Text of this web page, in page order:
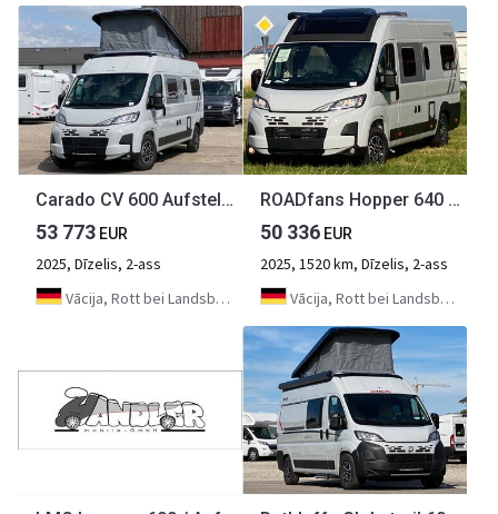
Carado CV 600 Aufstelldach, white Label
53 773 EUR
2025, Dīzelis, 2-ass
Vācija, Rott bei Landsberg
ROADfans Hopper 640 mit Automatik, Längsbetten
50 336 EUR
2025, 1520 km, Dīzelis, 2-ass
Vācija, Rott bei Landsberg